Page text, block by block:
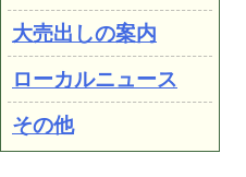
大売出しの案内
ローカルニュース
その他